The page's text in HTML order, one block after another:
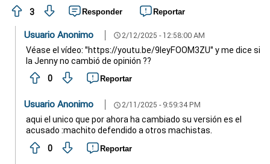
3
Responder Reportar
Usuario Anonimo schedule2/12/2025 - 12:58:00 AM
Véase el vídeo: "https://youtu.be/9leyFOOM3ZU" y me dice si
la Jenny no cambió de opinión ??
0
Reportar
Usuario Anonimo schedule2/11/2025 - 9:59:34 PM
aqui el unico que por ahora ha cambiado su versión es el
acusado :machito defendido a otros machistas.
0
Reportar